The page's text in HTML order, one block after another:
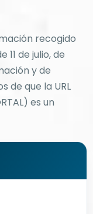
recogido
11 de julio, de
y de
de que la URL
es un